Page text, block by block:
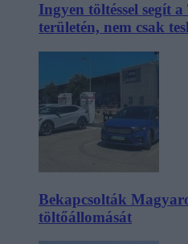
Ingyen töltéssel segít
területén, nem csak
Bekapcsolták
töltőállomását